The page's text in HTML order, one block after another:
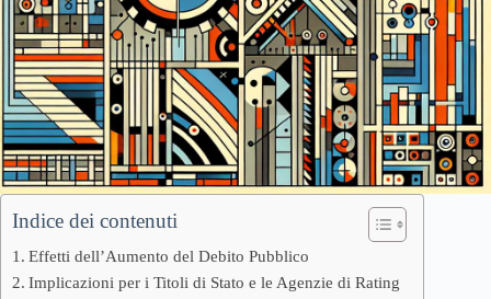
Indice dei contenuti
Effetti dell’Aumento del Debito Pubblico
Implicazioni per i Titoli di Stato e le Agenzie di Rating